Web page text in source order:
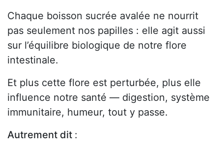
Chaque boisson sucrée avalée ne nourrit
pas seulement nos papilles : elle agit aussi
sur l’équilibre biologique de notre flore
intestinale.
Et plus cette flore est perturbée, plus elle
influence notre santé — digestion, système
immunitaire, humeur, tout y passe.
Autrement dit :